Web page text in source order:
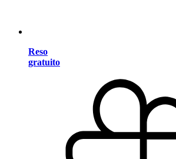
Reso
gratuito